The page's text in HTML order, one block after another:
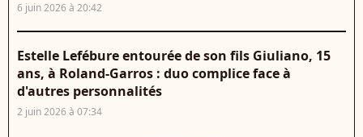
6 juin 2026 à 20:42
Estelle Lefébure entourée de son fils Giuliano, 15
ans, à Roland-Garros : duo complice face à
d'autres personnalités
2 juin 2026 à 07:34